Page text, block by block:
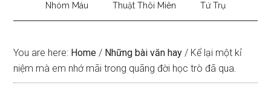
Nhóm Máu Thuật Thôi Miên Tứ Trụ
You are here: Home / Những bài văn hay / Kể lại một kỉ
niệm mà em nhớ mãi trong quãng đời học trò đã qua.